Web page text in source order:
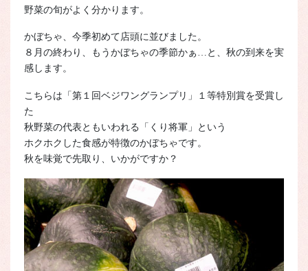
野菜の旬がよく分かります。
かぼちゃ、今季初めて店頭に並びました。
８月の終わり、もうかぼちゃの季節かぁ…と、秋の到来を実
感します。
こちらは「第１回ベジワングランプリ」１等特別賞を受賞し
た
秋野菜の代表ともいわれる「くり将軍」という
ホクホクした食感が特徴のかぼちゃです。
秋を味覚で先取り、いかがですか？